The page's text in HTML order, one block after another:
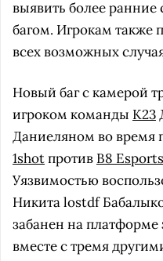
выявить более ранние
багом. Игрокам также
всех возможных
Новый баг с камерой
игроком команды K23
Даниеляном во время
1shotпротив B8 Esports
Уязвимостью
Никита lostdf
забанен на платформе
вместе с тремя